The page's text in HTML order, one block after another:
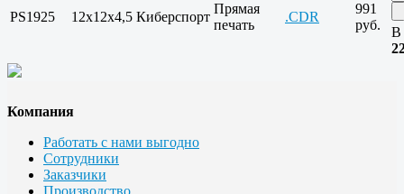
PS1925 12х12х4,5 Киберспорт
Прямая
печать
.CDR
991
руб.
В
Компания
Работать с нами выгодно
Сотрудники
Заказчики
Производство